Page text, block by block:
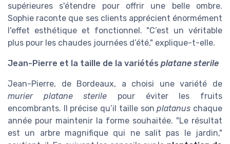
supérieures s'étendre pour offrir une belle ombre.
Sophie raconte que ses clients apprécient énormément
l'effet esthétique et fonctionnel. "C’est un véritable
plus pour les chaudes journées d’été," explique-t-elle.
Jean-Pierre et la taille de la variétés platane sterile
Jean-Pierre, de Bordeaux, a choisi une variété de
murier platane sterile pour éviter les fruits
encombrants. Il précise qu’il taille sonplatanus chaque
année pour maintenir la forme souhaitée. "Le résultat
est un arbre magnifique qui ne salit pas le jardin,"